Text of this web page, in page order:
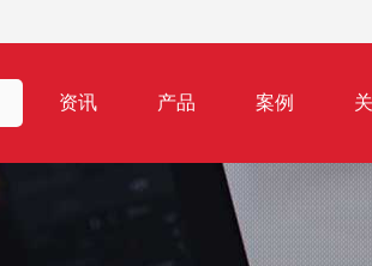
资讯 产品 案例